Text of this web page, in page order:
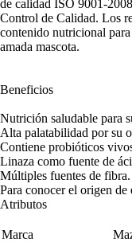
de calidad ISO 9001-
Control de Calidad. Los
contenido nutricional
amada mascota.
Beneficios
Nutrición saludable para
Alta palatabilidad por su
Contiene probióticos
Linaza como fuente de
Múltiples fuentes de fibra.
Para conocer el origen
Atributos
Marca